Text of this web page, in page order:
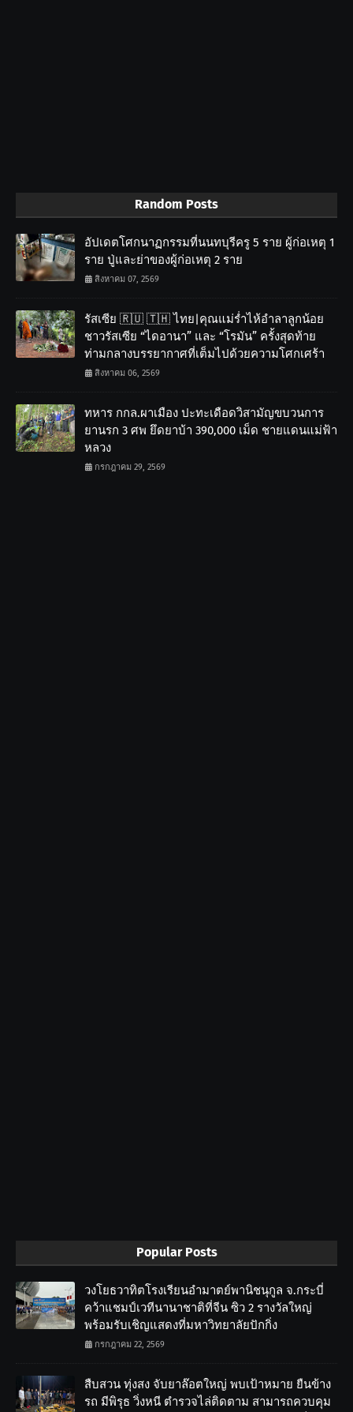
Random Posts
อัปเดตโศกนาฏกรรมที่นนทบุรีครู 5 ราย ผู้ก่อเหตุ 1
ราย ปู่และย่าของผู้ก่อเหตุ 2 ราย
สิงหาคม 07, 2569
รัสเซีย 🇷🇺 🇹🇭 ไทย|คุณแม่ร่ำไห้อำลาลูกน้อย
ชาวรัสเซีย “ไดอานา” และ “โรมัน” ครั้งสุดท้าย
ท่ามกลางบรรยากาศที่เต็มไปด้วยความโศกเศร้า
สิงหาคม 06, 2569
ทหาร กกล.ผาเมือง ปะทะเดือดวิสามัญขบวนการ
ยานรก 3 ศพ ยึดยาบ้า 390,000 เม็ด ชายแดนแม่ฟ้า
หลวง
กรกฎาคม 29, 2569
Popular Posts
วงโยธวาทิตโรงเรียนอำมาตย์พานิชนุกูล จ.กระบี่
คว้าแชมป์เวทีนานาชาติที่จีน ซิว 2 รางวัลใหญ่
พร้อมรับเชิญแสดงที่มหาวิทยาลัยปักกิ่ง
กรกฎาคม 22, 2569
สืบสวน ทุ่งสง จับยาล๊อตใหญ่ พบเป้าหมาย ยืนข้าง
รถ มีพิรุธ วิ่งหนี ตำรวจไล่ติดตาม สามารถควบคุม